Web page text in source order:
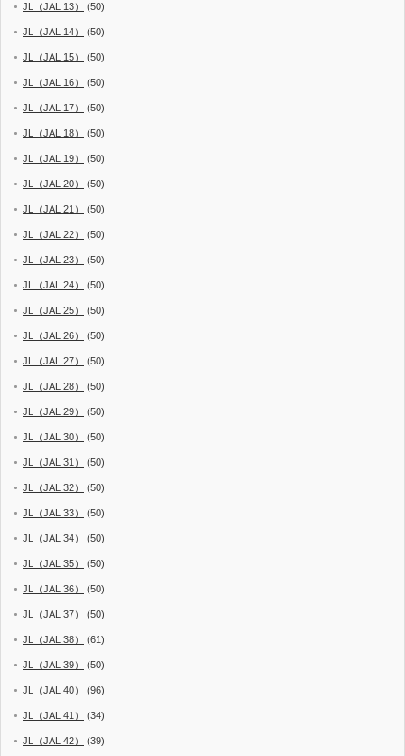
JL（JAL 13） (50)
JL（JAL 14） (50)
JL（JAL 15） (50)
JL（JAL 16） (50)
JL（JAL 17） (50)
JL（JAL 18） (50)
JL（JAL 19） (50)
JL（JAL 20） (50)
JL（JAL 21） (50)
JL（JAL 22） (50)
JL（JAL 23） (50)
JL（JAL 24） (50)
JL（JAL 25） (50)
JL（JAL 26） (50)
JL（JAL 27） (50)
JL（JAL 28） (50)
JL（JAL 29） (50)
JL（JAL 30） (50)
JL（JAL 31） (50)
JL（JAL 32） (50)
JL（JAL 33） (50)
JL（JAL 34） (50)
JL（JAL 35） (50)
JL（JAL 36） (50)
JL（JAL 37） (50)
JL（JAL 38） (61)
JL（JAL 39） (50)
JL（JAL 40） (96)
JL（JAL 41） (34)
JL（JAL 42） (39)